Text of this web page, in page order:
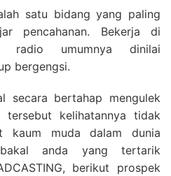
satu bidang yang paling
pencahanan. Bekerja di
radio umumnya dinilai
bergengsi.
secara bertahap mengulek
tersebut kelihatannya tidak
kaum muda dalam dunia
anda yang tertarik
berikut prospek